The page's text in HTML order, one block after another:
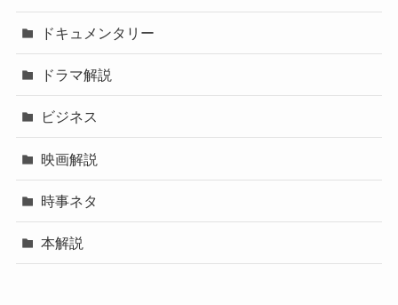
ドキュメンタリー
ドラマ解説
ビジネス
映画解説
時事ネタ
本解説